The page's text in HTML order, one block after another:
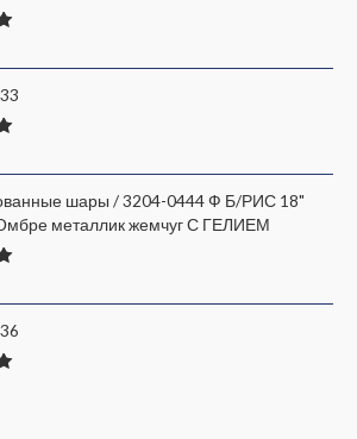
шары / 3204-0444 Ф Б/РИС 18"
металлик жемчуг С ГЕЛИЕМ